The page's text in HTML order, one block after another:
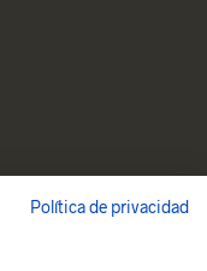
Política de privacidad